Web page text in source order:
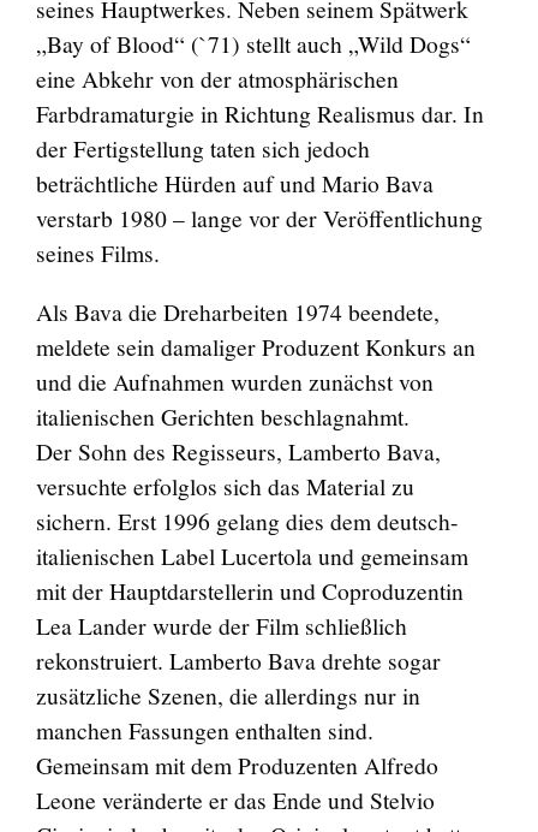
seines Hauptwerkes. Neben seinem Spätwerk
„Bay of Blood“ (`71) stellt auch „Wild Dogs“
eine Abkehr von der atmosphärischen
Farbdramaturgie in Richtung Realismus dar. In
der Fertigstellung taten sich jedoch
beträchtliche Hürden auf und Mario Bava
verstarb 1980 – lange vor der Veröffentlichung
seines Films.
Als Bava die Dreharbeiten 1974 beendete,
meldete sein damaliger Produzent Konkurs an
und die Aufnahmen wurden zunächst von
italienischen Gerichten beschlagnahmt.
Der Sohn des Regisseurs, Lamberto Bava,
versuchte erfolglos sich das Material zu
sichern. Erst 1996 gelang dies dem deutsch-
italienischen Label Lucertola und gemeinsam
mit der Hauptdarstellerin und Coproduzentin
Lea Lander wurde der Film schließlich
rekonstruiert. Lamberto Bava drehte sogar
zusätzliche Szenen, die allerdings nur in
manchen Fassungen enthalten sind.
Gemeinsam mit dem Produzenten Alfredo
Leone veränderte er das Ende und Stelvio